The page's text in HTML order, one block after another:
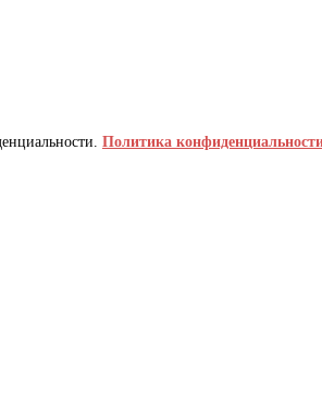
Политика